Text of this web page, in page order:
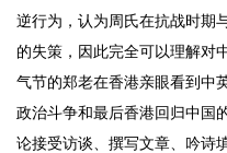
逆行为，认为周氏在抗战时期
的失策，因此完全可以理解对
气节的郑老在香港亲眼看到中
政治斗争和最后香港回归中国
论接受访谈、撰写文章、吟诗